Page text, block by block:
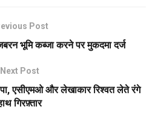
Post
भूमि कब्जा करने पर मुकदमा दर्ज
Next Post
एसीएमओ और लेखाकार रिश्वत लेते रंगे
गिरफ़्तार